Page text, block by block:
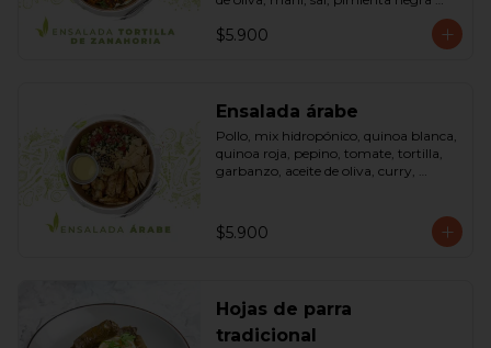
soya, azúcar, limón, aceite de sésamo
$5.900
Ensalada árabe
Pollo, mix hidropónico, quinoa blanca,
quinoa roja, pepino, tomate, tortilla,
garbanzo, aceite de oliva, curry,
Bowl.
$5.900
Hojas de parra
tradicional